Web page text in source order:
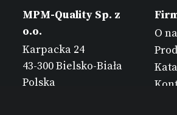
MPM-Quality Sp. z
o.o.
Karpacka 24
43-300 Bielsko-Biała
Polska
O